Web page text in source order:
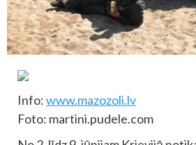
Info:www.mazozoli.lv
Foto: martini.pudele.com